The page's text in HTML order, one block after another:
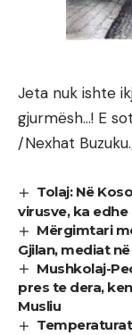
Jeta nuk ishte
gjurmësh…! E
/Nexhat
Tolaj: Në
virusve, ka edhe
Mërgimtari
Gjilan, mediat
Mushkolaj-
pres te dera,
Musliu